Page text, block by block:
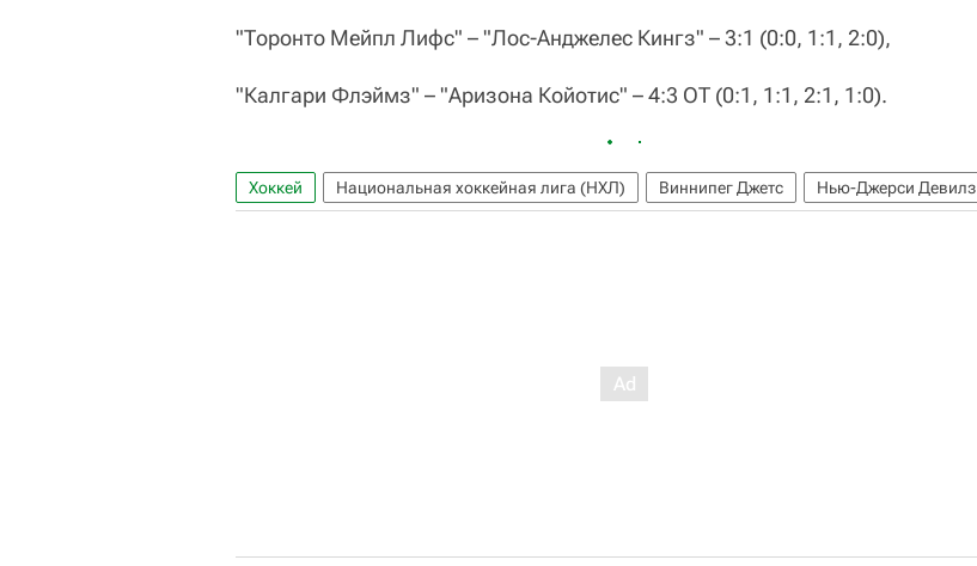
"Торонто Мейпл Лифс" – "Лос-Анджелес Кингз" – 3:1 (0:0, 1:1, 2:0),
"Калгари Флэймз" – "Аризона Койотис" – 4:3 ОТ (0:1, 1:1, 2:1, 1:0).
Хоккей Национальная хоккейная лига (НХЛ) Виннипег Джетс Нью-Джерси Девилз